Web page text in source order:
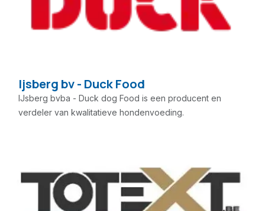
Ijsberg bv - Duck Food
IJsberg bvba - Duck dog Food is een producent en
verdeler van kwalitatieve hondenvoeding.